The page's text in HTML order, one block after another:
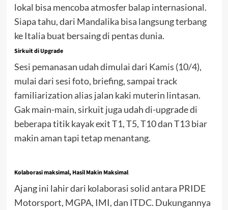
lokal bisa mencoba atmosfer balap internasional.
Siapa tahu, dari Mandalika bisa langsung terbang
ke Italia buat bersaing di pentas dunia.
Sirkuit di Upgrade
Sesi pemanasan udah dimulai dari Kamis (10/4),
mulai dari sesi foto, briefing, sampai track
familiarization alias jalan kaki muterin lintasan.
Gak main-main, sirkuit juga udah di-upgrade di
beberapa titik kayak exit T1, T5, T10 dan T13 biar
makin aman tapi tetap menantang.
Kolaborasi maksimal, Hasil Makin Maksimal
Ajang ini lahir dari kolaborasi solid antara PRIDE
Motorsport, MGPA, IMI, dan ITDC. Dukungannya